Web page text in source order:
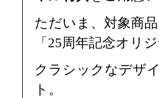
ただいま、対象商
「25周年記念オリ
クラシックなデザ
ト。